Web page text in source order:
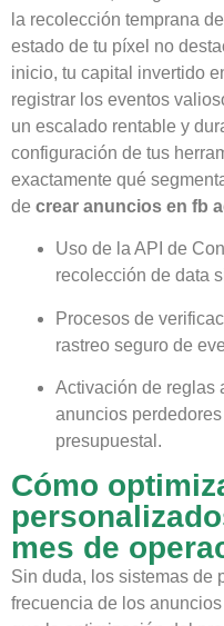
la recolección temprana
estado de tu píxel no
inicio, tu capital invertido
registrar los eventos
un escalado rentable y
configuración de tus
exactamente qué
de crear anuncios en fb
Uso de la API de
recolección de data
Procesos de
rastreo seguro de
Activación de reglas
anuncios
presupuestal.
Cómo
mes de
Sin duda, los sistemas de
frecuencia de los